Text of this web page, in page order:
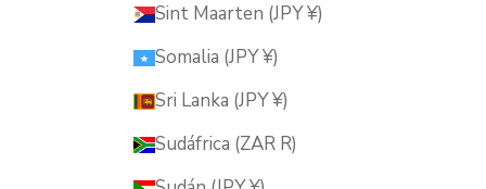
Sint Maarten (JPY ¥)
Somalia (JPY ¥)
Sri Lanka (JPY ¥)
Sudáfrica (ZAR R)